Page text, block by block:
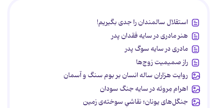
استقلال سالمندان را جدی بگیریم!
هنر مادری در سایه‌ فقدان پدر
مادری در سایه سوگ پدر
راز صمیمیت زوج‌ها
روایت هزاران ساله انسان بر بوم سنگ و آسمان
اهرام مِروئه در سایه جنگ سودان
جنگل‌های یونان؛ نقاشیِ سوخته‌ی زمین